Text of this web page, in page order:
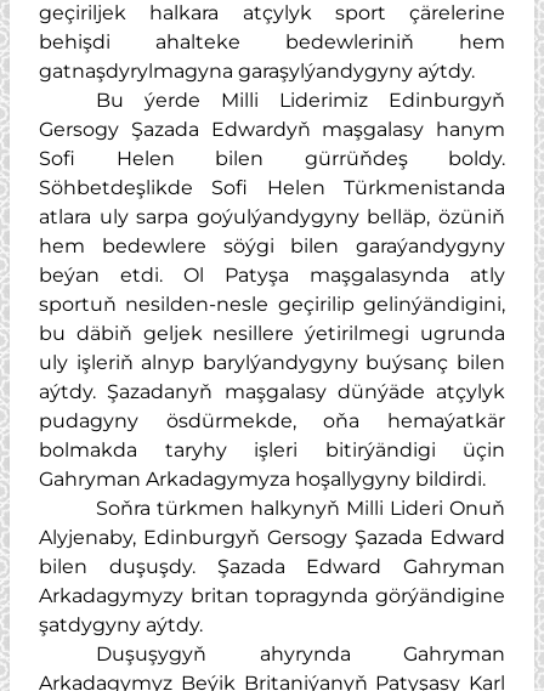
geçiriljek halkara atçylyk sport çärelerine
behişdi ahalteke bedewleriniň hem
gatnaşdyrylmagyna garaşylýandygyny aýtdy.
Bu ýerde Milli Liderimiz Edinburgyň
Gersogy Şazada Edwardyň maşgalasy hanym
Sofi Helen bilen gürrüňdeş boldy.
Söhbetdeşlikde Sofi Helen Türkmenistanda
atlara uly sarpa goýulýandygyny belläp, özüniň
hem bedewlere söýgi bilen garaýandygyny
beýan etdi. Ol Patyşa maşgalasynda atly
sportuň nesilden-nesle geçirilip gelinýändigini,
bu däbiň geljek nesillere ýetirilmegi ugrunda
uly işleriň alnyp barylýandygyny buýsanç bilen
aýtdy. Şazadanyň maşgalasy dünýäde atçylyk
pudagyny ösdürmekde, oňa hemaýatkär
bolmakda taryhy işleri bitirýändigi üçin
Gahryman Arkadagymyza hoşallygyny bildirdi.
Soňra türkmen halkynyň Milli Lideri Onuň
Alyjenaby, Edinburgyň Gersogy Şazada Edward
bilen duşuşdy. Şazada Edward Gahryman
Arkadagymyzy britan topragynda görýändigine
şatdygyny aýtdy.
Duşuşygyň ahyrynda Gahryman
Arkadagymyz Beýik Britaniýanyň Patyşasy Karl